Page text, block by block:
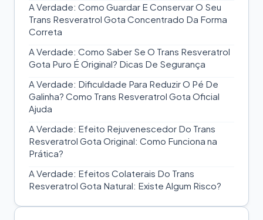
A Verdade: Como Guardar E Conservar O Seu
Trans Resveratrol Gota Concentrado Da Forma
Correta
A Verdade: Como Saber Se O Trans Resveratrol
Gota Puro É Original? Dicas De Segurança
A Verdade: Dificuldade Para Reduzir O Pé De
Galinha? Como Trans Resveratrol Gota Oficial
Ajuda
A Verdade: Efeito Rejuvenescedor Do Trans
Resveratrol Gota Original: Como Funciona na
Prática?
A Verdade: Efeitos Colaterais Do Trans
Resveratrol Gota Natural: Existe Algum Risco?